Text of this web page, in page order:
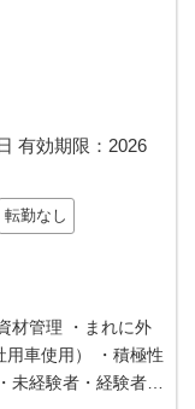
有効期限： 2026
転勤なし
材管理 ・まれに外
用車使用） ・積極性
経験者・経験者と